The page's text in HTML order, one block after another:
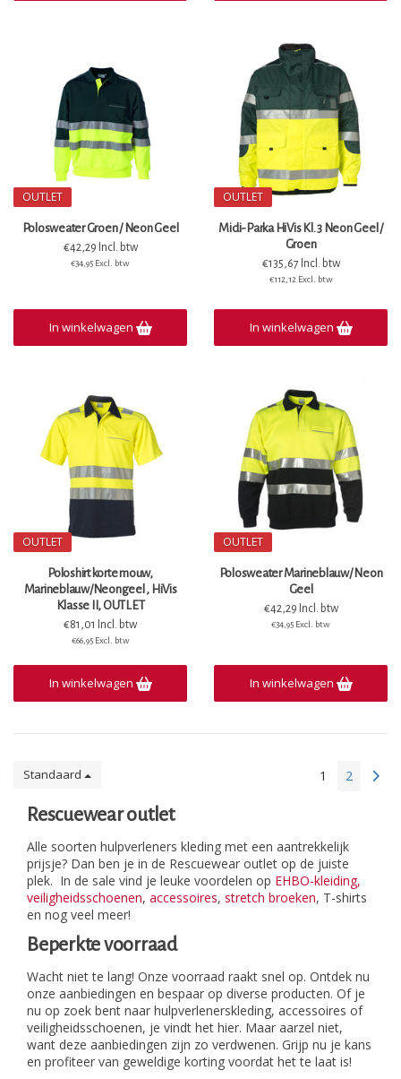
OUTLET
Polosweater Groen / Neon Geel
€42,29 Incl. btw
€34,95 Excl. btw
In winkelwagen
OUTLET
Midi-Parka HiVis Kl. 3 Neon Geel /
Groen
€135,67 Incl. btw
€112,12 Excl. btw
In winkelwagen
OUTLET
Poloshirt korte mouw,
Marineblauw/Neongeel , HiVis
Klasse II, OUTLET
€81,01 Incl. btw
€66,95 Excl. btw
In winkelwagen
OUTLET
Polosweater Marineblauw/ Neon
Geel
€42,29 Incl. btw
€34,95 Excl. btw
In winkelwagen
Standaard 1 2
Rescuewear outlet
Alle soorten hulpverleners kleding met een aantrekkelijk
prijsje? Dan ben je in de Rescuewear outlet op de juiste
plek. In de sale vind je leuke voordelen op EHBO-kleiding,
veiligheidsschoenen, accessoires, stretch broeken, T-shirts
en nog veel meer!
Beperkte voorraad
Wacht niet te lang! Onze voorraad raakt snel op. Ontdek nu
onze aanbiedingen en bespaar op diverse producten. Of je
nu op zoek bent naar hulpverlenerskleding, accessoires of
veiligheidsschoenen, je vindt het hier. Maar aarzel niet,
want deze aanbiedingen zijn zo verdwenen. Grijp nu je kans
en profiteer van geweldige korting voordat het te laat is!